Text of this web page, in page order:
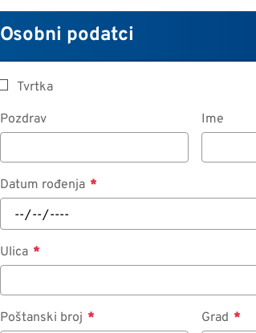
Osobni podatci
Tvrtka
Pozdrav
Ime
Datum rođenja
Ulica
Poštanski broj Grad